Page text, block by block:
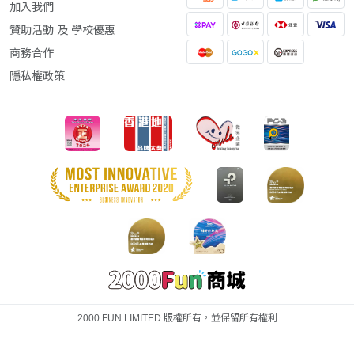
加入我們
贊助活動 及 學校優惠
商務合作
隱私權政策
2000 FUN LIMITED 版權所有，並保留所有權利